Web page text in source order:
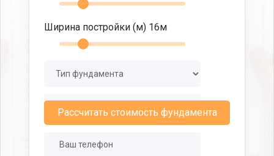
Ширина постройки (м) 16м
Рассчитать стоимость фундамента